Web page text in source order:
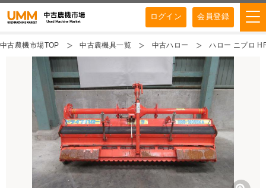
ログイン 会員登録
中古農機市場TOP 中古農機具一覧 中古ハロー ハロー ニプロ